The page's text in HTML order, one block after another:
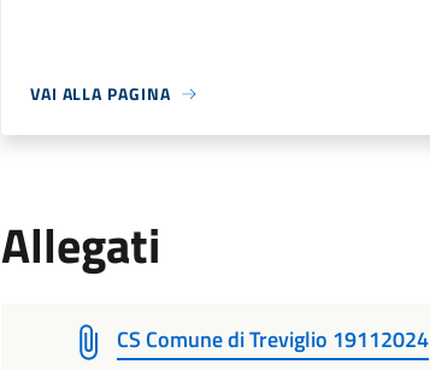
VAI ALLA PAGINA
Allegati
CS Comune di Treviglio 19112024